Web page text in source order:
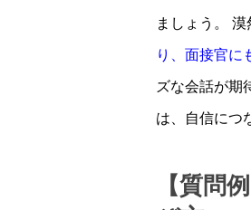
ましょう。 漠
り、面接官に
ズな会話が期
は、自信につ
【質問